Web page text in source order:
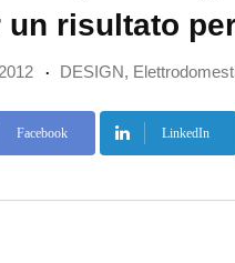
un risultato
DESIGN,
Facebook LinkedIn